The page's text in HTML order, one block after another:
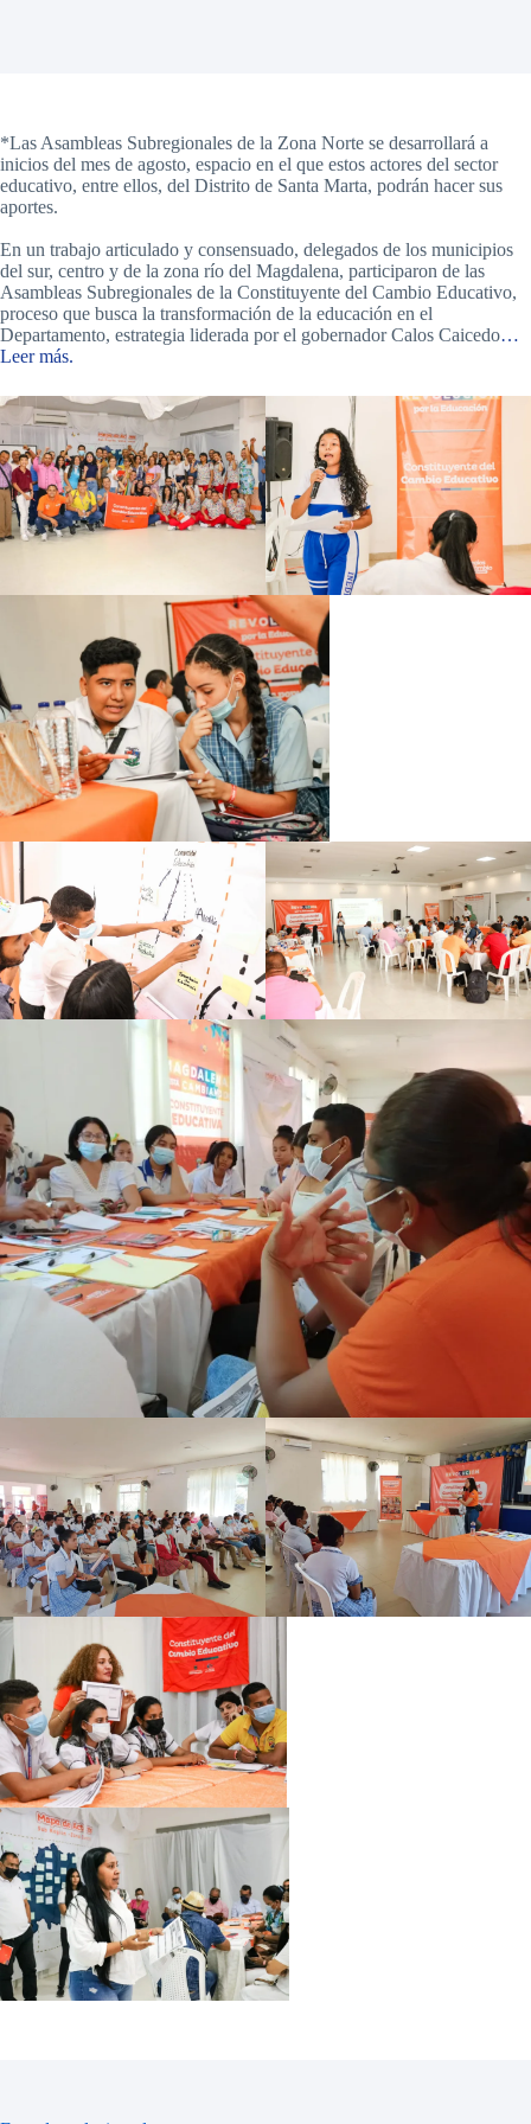
*Las Asambleas Subregionales de la Zona Norte se desarrollará a
inicios del mes de agosto, espacio en el que estos actores del sector
educativo, entre ellos, del Distrito de Santa Marta, podrán hacer sus
aportes.
En un trabajo articulado y consensuado, delegados de los municipios
del sur, centro y de la zona río del Magdalena, participaron de las
Asambleas Subregionales de la Constituyente del Cambio Educativo,
proceso que busca la transformación de la educación en el
Departamento, estrategia liderada por el gobernador Calos Caicedo…
Leer más.